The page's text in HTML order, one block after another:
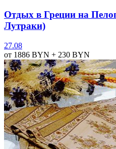
Отдых в Греции на
Лутраки)
27.08
от 1886 BYN + 230 BYN